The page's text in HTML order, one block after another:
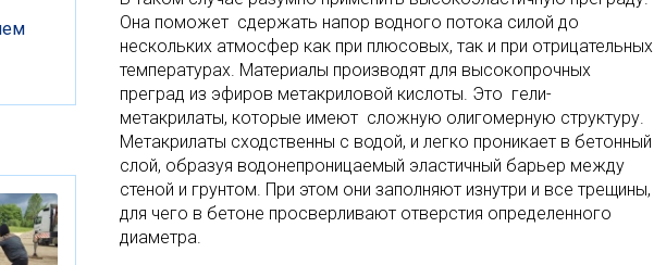
Она поможет сдержать напор водного потока силой до
нескольких атмосфер как при плюсовых, так и при отрицательных
температурах. Материалы производят для высокопрочных
преград из эфиров метакриловой кислоты. Это гели-
метакрилаты, которые имеют сложную олигомерную структуру.
Метакрилаты сходственны с водой, и легко проникает в бетонный
слой, образуя водонепроницаемый эластичный барьер между
стеной и грунтом. При этом они заполняют изнутри и все трещины,
для чего в бетоне просверливают отверстия определенного
диаметра.